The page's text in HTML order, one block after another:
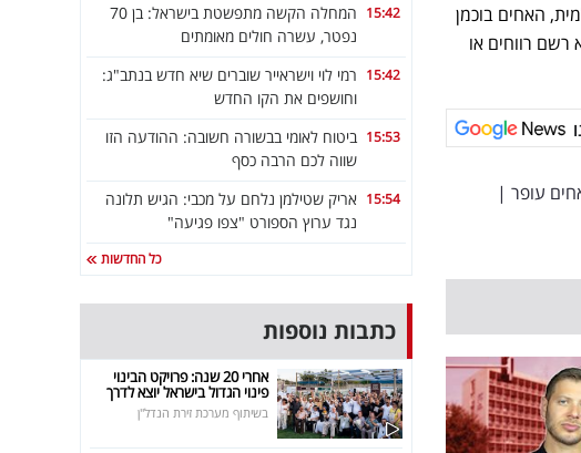
כשהם במקום ה-367 ברשימה העולמית, האחים בוכמן
שלא רשם רווחים או
עופר |
15:42
המחלה הקשה מתפשטת בישראל: בן 70
נפטר, עשרה חולים מאומתים
15:42 רמי לוי וישראייר שוברים שיא חדש בנתב"ג:
וחושפים את הקו החדש
15:53 ביטוח לאומי בבשורה חשובה: ההודעה הזו
שווה לכם הרבה כסף
15:54 אריק שטילמן נלחם על מכבי: הגיש תלונה
נגד ערוץ הספורט "צפו פגיעה"
כל החדשות
כתבות נוספות
אחרי 20 שנה: פרויקט הבינוי
פינוי הגדול בישראל יוצא לדרך
בשיתוף מערכת זירת הנדל"ן